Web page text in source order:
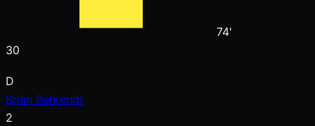
74'
30
D
Brian Behrendt
2